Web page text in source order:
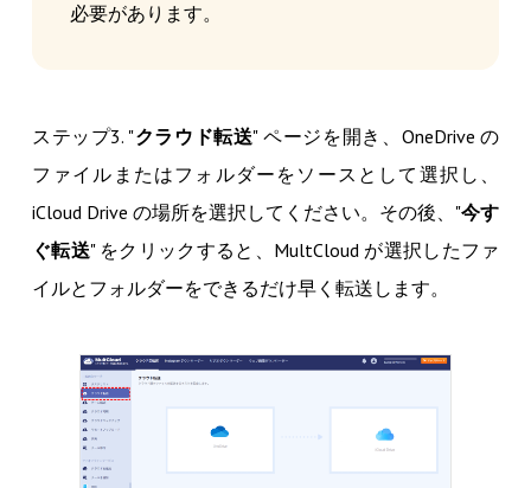
必要があります。
ステップ3. "クラウド転送" ページを開き、OneDrive の
ファイルまたはフォルダーをソースとして選択し、
iCloud Drive の場所を選択してください。その後、"今す
ぐ転送" をクリックすると、MultCloud が選択したファ
イルとフォルダーをできるだけ早く転送します。